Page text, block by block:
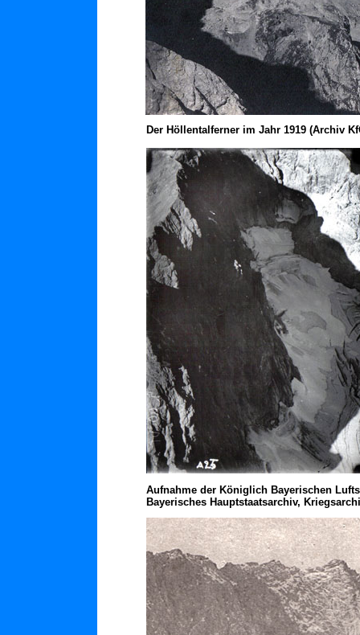
Aufnahme der Königlich Bayerischen
Bayerisches Hauptstaatsarchiv,
Der Höllentalferner im Jahr 1919 (Archiv